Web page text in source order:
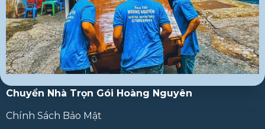
Chuyển Nhà Trọn Gói Hoàng Nguyên
Chính Sách Bảo Mật